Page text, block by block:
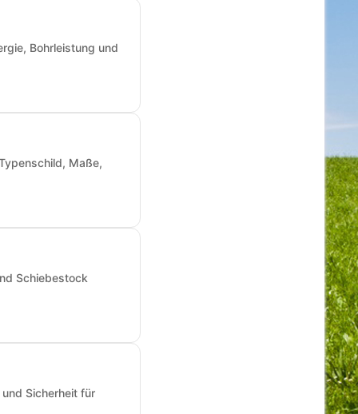
Bohrleistung und
Maße,
Schiebestock
Sicherheit für